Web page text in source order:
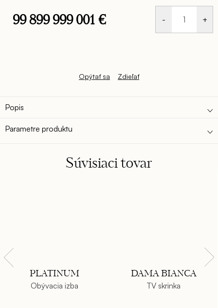
Príručný stolík BEAM je
navrhnutý tak, aby splnil všetky vaše potreby a zároveň dodal
vášmu priestoru osobitý štýl. Nech už ho využijete na rodinné či
priateľské stretnutia alebo ako doplnok interiéru, jeho
99 899 999 001 €
Opýtať sa Zdieľať
Popis
Parametre produktu
Súvisiaci tovar
PLATINUM
Obývacia izba
DAMA BIANCA
TV skrinka